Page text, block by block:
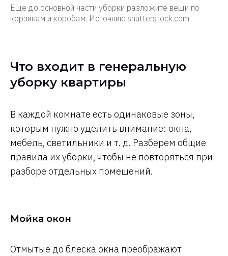
Еще до основной части уборки разложите вещи по
корзинам и коробам. Источник: shutterstock.com
Что входит в генеральную
уборку квартиры
В каждой комнате есть одинаковые зоны,
которым нужно уделить внимание: окна,
мебель, светильники и т. д. Разберем общие
правила их уборки, чтобы не повторяться при
разборе отдельных помещений.
Мойка окон
Отмытые до блеска окна преображают